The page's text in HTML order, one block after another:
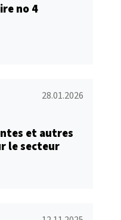
no 4
28.01.2026
et autres
le secteur